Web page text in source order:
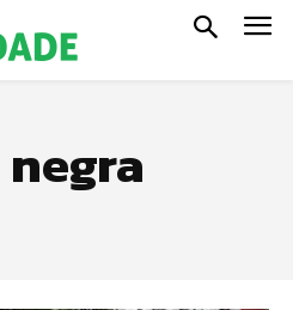
negra